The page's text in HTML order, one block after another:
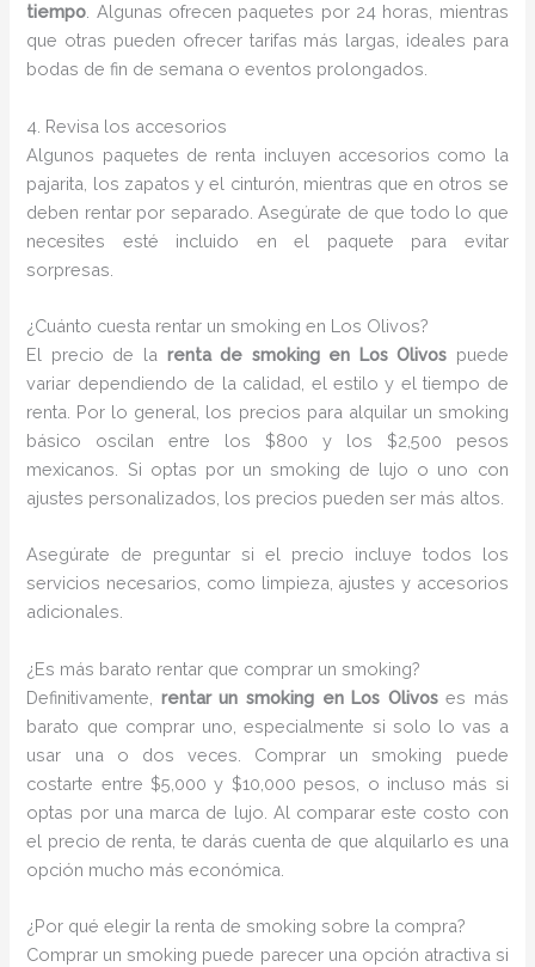
tiempo . Algunas ofrecen paquetes por 24 horas, mientras
que otras pueden ofrecer tarifas más largas, ideales para
bodas de fin de semana o eventos prolongados.
4. Revisa los accesorios
Algunos paquetes de renta incluyen accesorios como la
pajarita, los zapatos y el cinturón, mientras que en otros se
deben rentar por separado. Asegúrate de que todo lo que
necesites esté incluido en el paquete para evitar
sorpresas.
¿Cuánto cuesta rentar un smoking en Los Olivos?
El precio de la renta de smoking en Los Olivos puede
variar dependiendo de la calidad, el estilo y el tiempo de
renta. Por lo general, los precios para alquilar un smoking
básico oscilan entre los $800 y los $2,500 pesos
mexicanos. Si optas por un smoking de lujo o uno con
ajustes personalizados, los precios pueden ser más altos.
Asegúrate de preguntar si el precio incluye todos los
servicios necesarios, como limpieza, ajustes y accesorios
adicionales.
¿Es más barato rentar que comprar un smoking?
Definitivamente, rentar un smoking en Los Olivoses más
barato que comprar uno, especialmente si solo lo vas a
usar una o dos veces. Comprar un smoking puede
costarte entre $5,000 y $10,000 pesos, o incluso más si
optas por una marca de lujo. Al comparar este costo con
el precio de renta, te darás cuenta de que alquilarlo es una
opción mucho más económica.
¿Por qué elegir la renta de smoking sobre la compra?
Comprar un smoking puede parecer una opción atractiva si